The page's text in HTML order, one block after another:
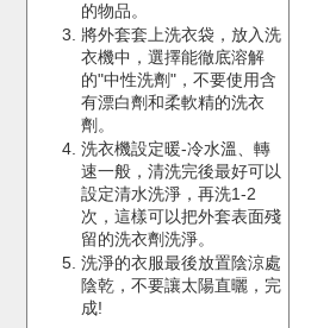
的物品。
將外套套上洗衣袋，放入洗
衣機中，選擇能徹底溶解
的"中性洗劑"，不要使用含
有漂白劑和柔軟精的洗衣
劑。
洗衣機設定暖-冷水溫、轉
速一般，清洗完後最好可以
設定清水洗淨，再洗1-2
次，這樣可以把外套表面殘
留的洗衣劑洗淨。
洗淨的衣服最後放置陰涼處
陰乾，不要讓太陽直曬，完
成!